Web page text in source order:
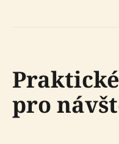
pro